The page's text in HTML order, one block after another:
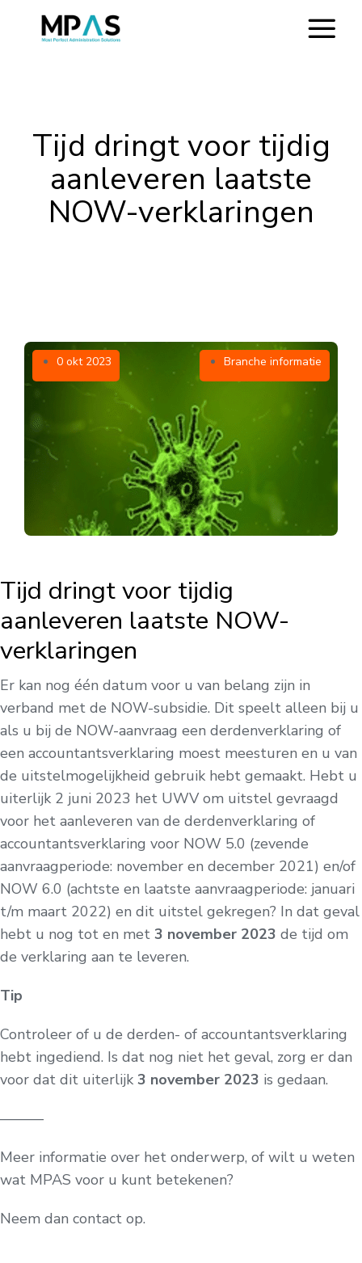
Tijd dringt voor tijdig
aanleveren laatste
NOW-verklaringen
0 okt 2023 Branche informatie
Tijd dringt voor tijdig
aanleveren laatste NOW-
verklaringen
Er kan nog één datum voor u van belang zijn in
verband met de NOW-subsidie. Dit speelt alleen bij u
als u bij de NOW-aanvraag een derdenverklaring of
een accountantsverklaring moest meesturen en u van
de uitstelmogelijkheid gebruik hebt gemaakt. Hebt u
uiterlijk 2 juni 2023 het UWV om uitstel gevraagd
voor het aanleveren van de derdenverklaring of
accountantsverklaring voor NOW 5.0 (zevende
aanvraagperiode: november en december 2021) en/of
NOW 6.0 (achtste en laatste aanvraagperiode: januari
t/m maart 2022) en dit uitstel gekregen? In dat geval
hebt u nog tot en met 3 november 2023 de tijd om
de verklaring aan te leveren.
Tip
Controleer of u de derden- of accountantsverklaring
hebt ingediend. Is dat nog niet het geval, zorg er dan
voor dat dit uiterlijk 3 november 2023 is gedaan.
———
Meer informatie over het onderwerp, of wilt u weten
wat MPAS voor u kunt betekenen?
Neem dan contact op.